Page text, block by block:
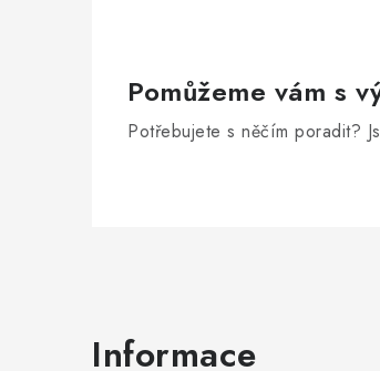
Pomůžeme vám s
Potřebujete s něčím poradit?
Informace